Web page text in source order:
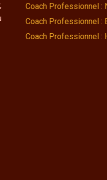
Coach Professionnel :
Coach Professionnel :
Coach Professionnel :